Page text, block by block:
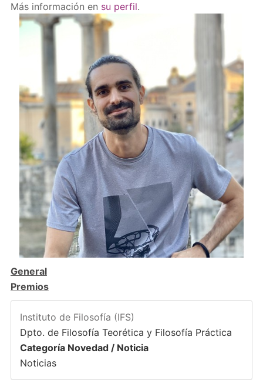
Más información en su perfil.
General
Premios
Instituto de Filosofía (IFS)
Dpto. de Filosofía Teorética y Filosofía Práctica
Categoría Novedad / Noticia
Noticias